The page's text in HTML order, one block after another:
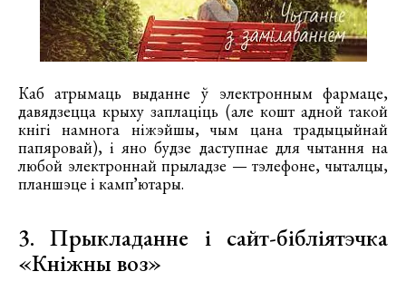
Каб атрымаць выданне ў электронным фармаце,
давядзецца крыху заплаціць (але кошт адной такой
кнігі намнога ніжэйшы, чым цана традыцыйнай
папяровай), і яно будзе даступнае для чытання на
любой электроннай прыладзе — тэлефоне, чыталцы,
планшэце і кампʼютары.
3. Прыкладанне і сайт-бібліятэчка
«Кніжны воз»